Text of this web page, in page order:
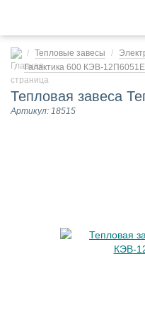
Тепловые завесы
Галактика 600 КЭВ-12П6051Е
Тепловая завеса
Артикул: 18515